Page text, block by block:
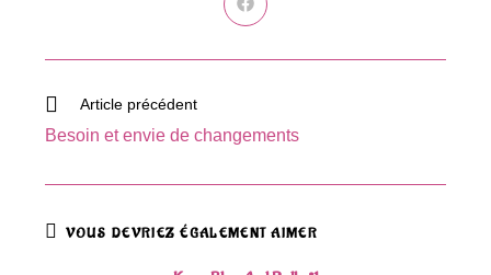
Ouvrir
dans
autre
Read
articles
Article précédent
Besoin et envie de changements
VOUS DEVRIEZ ÉGALEMENT AIMER